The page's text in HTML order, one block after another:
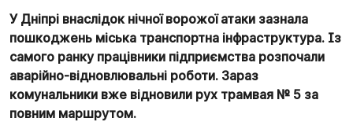
У Дніпрі внаслідок нічної ворожої атаки зазнала
пошкоджень міська транспортна інфраструктура. Із
самого ранку працівники підприємства розпочали
аварійно-відновлювальні роботи. Зараз
комунальники вже відновили рух трамвая № 5 за
повним маршрутом.